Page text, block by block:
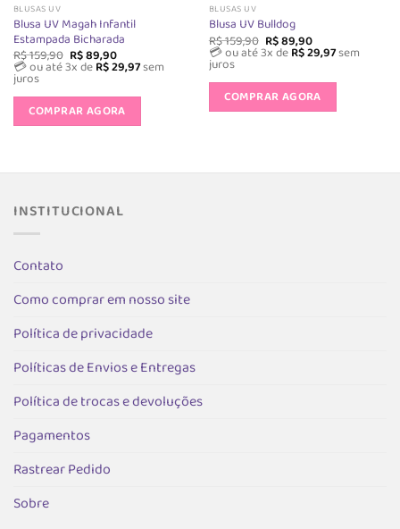
BLUSAS UV
Blusa UV Magah Infantil
Estampada Bicharada
R$159,90 O
preço
original
R$ 159,90.
R$89,90O
preço
atual
R$ 89,90.
💳 ou até 3x deR$29,97sem
juros
COMPRAR AGORA
variantes.
página
produto
BLUSAS UV
Blusa UV Bulldog
R$159,90 O
preço
original
R$ 159,90.
R$89,90O
preço
atual
R$ 89,90.
💳 ou até 3x deR$29,97sem
juros
COMPRAR AGORA
As
INSTITUCIONAL
Contato
Como comprar em nosso site
Política de privacidade
Políticas de Envios e Entregas
Política de trocas e devoluções
Pagamentos
Rastrear Pedido
Sobre